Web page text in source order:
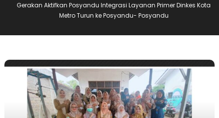
Gerakan Aktifkan Posyandu Integrasi Layanan Primer Dinkes Kota
Metro Turun ke Posyandu- Posyandu